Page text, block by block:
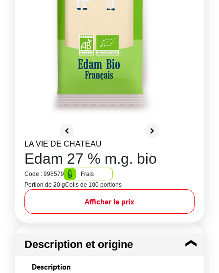
LA VIE DE CHATEAU
Edam 27 % m.g. bio
Code : 998579
Frais
Portion de 20 gColis de 100 portions
Afficher le prix
Description et origine
Description